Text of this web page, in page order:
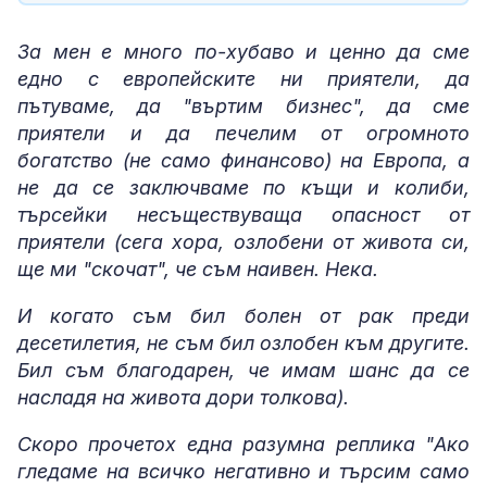
За мен е много по-хубаво и ценно да сме
едно с европейските ни приятели, да
пътуваме, да "въртим бизнес", да сме
приятели и да печелим от огромното
богатство (не само финансово) на Европа, а
не да се заключваме по къщи и колиби,
търсейки несъществуваща опасност от
приятели (сега хора, озлобени от живота си,
ще ми "скочат", че съм наивен. Нека.
И когато съм бил болен от рак преди
десетилетия, не съм бил озлобен към другите.
Бил съм благодарен, че имам шанс да се
насладя на живота дори толкова).
Скоро прочетох една разумна реплика "Ако
гледаме на всичко негативно и търсим само